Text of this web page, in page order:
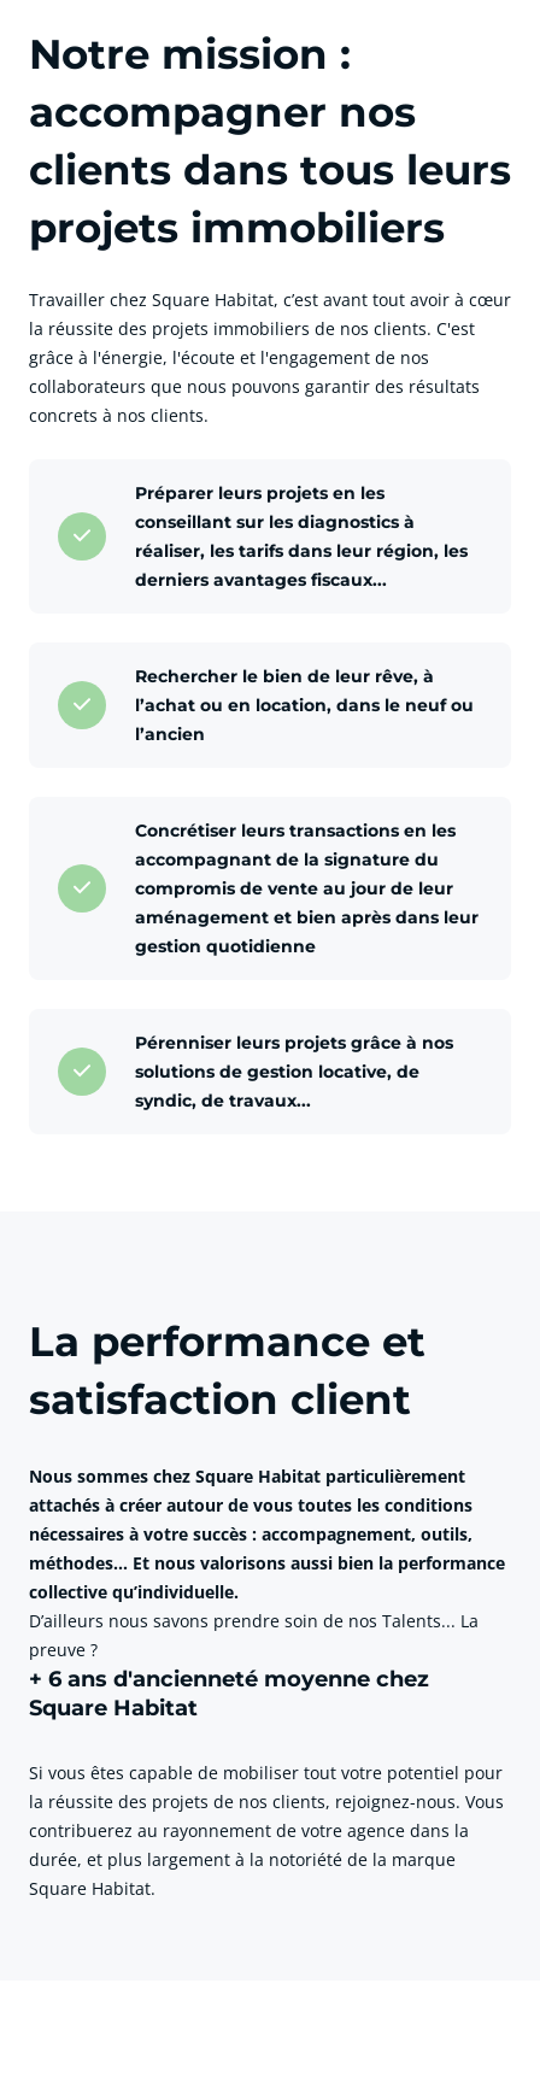
Notre mission :
accompagner nos
clients dans tous leurs
projets immobiliers
Travailler chez Square Habitat, c’est avant tout avoir à cœur
la réussite des projets immobiliers de nos clients. C'est
grâce à l'énergie, l'écoute et l'engagement de nos
collaborateurs que nous pouvons garantir des résultats
concrets à nos clients.
Préparer leurs projets en les
conseillant sur les diagnostics à
réaliser, les tarifs dans leur région, les
derniers avantages fiscaux...
Rechercher le bien de leur rêve, à
l’achat ou en location, dans le neuf ou
l’ancien
Concrétiser leurs transactions en les
accompagnant de la signature du
compromis de vente au jour de leur
aménagement et bien après dans leur
gestion quotidienne
Pérenniser leurs projets grâce à nos
solutions de gestion locative, de
syndic, de travaux...
La performance et
satisfaction client
Nous sommes chez Square Habitat particulièrement
attachés à créer autour de vous toutes les conditions
nécessaires à votre succès : accompagnement, outils,
méthodes... Et nous valorisons aussi bien la performance
collective qu’individuelle.
D’ailleurs nous savons prendre soin de nos Talents... La
preuve ?
+ 6 ans d'ancienneté moyenne chez
Square Habitat
Si vous êtes capable de mobiliser tout votre potentiel pour
la réussite des projets de nos clients, rejoignez-nous. Vous
contribuerez au rayonnement de votre agence dans la
durée, et plus largement à la notoriété de la marque
Square Habitat.